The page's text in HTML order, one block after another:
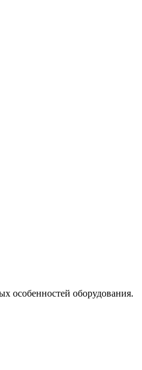
особенностей оборудования.